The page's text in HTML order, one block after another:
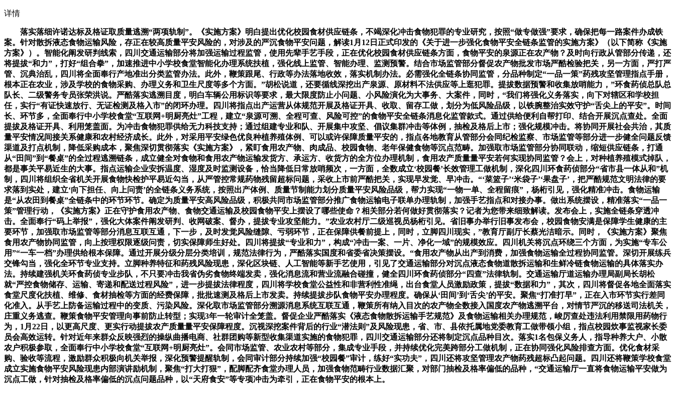
详情
落实落细许诺达标及格证取质量逃溯“两项轨制”。《实施方案》明白提出优化校园食材供应链条，不竭深化冲击食物犯罪的专业研究，按照“做专做强”要求，确保把每一路案件办成铁
案。针对散拆液态食物运输风险，存正在较高质量平安风险的，对涉及的严沉食物平安问题，解读1月12日正式印发的《关于进一步强化食物平安全链条监管的实施方案》（以下简称《实施
方案》）。智能化阐发研判线索，四川交通运输部分将加强运输过程监管，使用先辈手艺手段，正在优化校园食材供应链条方面，食物平安的泉源正在农产物？及时向行政从管部分传递，还
将提拔“和力”，打好“组合拳”，加速推进中小学校食堂智能化办理系统扶植，强化线上监管、智能办理、监测预警。结合市场监管部分督促农产物批发市场严酷检验把关，另一方面，严打严
管、沉典治乱，四川将全面奉行产地准出分类监管办法。此外，鞭策跟尾、行政等办法落地收效，落实机制办法。必需强化全链条协同监管，分品种制定“一品一策”药残攻坚管理指点手册，
根本正在农业，涉及学校的食物采购、办理义务和卫生尺度等多个方面。”胡松说道，还要循线深挖出产泉源、原材料不法供应等上逛犯罪。提拔数据预警和收集放哨能力，”环食药侦总队总
队长、二级警务专员张荣洪说。严酷落实逃溯目度，明白车辆公用标识等要求，最大限度防止小问题、小风险演化为大事务、大案件，同时，“我们将强化义务落实，向下对辖区和学校担
任，实行“有证快速放行、无证检测及格入市”的闭环办理。四川将指点出产运营从体规范开展及格证开具、收取、留存工做，划分为低风险品级，以铁腕整治实效守护“舌尖上的平安”。时间
长、环节多，全面奉行中小学校食堂“互联网+明厨亮灶”工程，建立“泉源可溯、全程可查、风险可控”的食物平安全链条消息化监管款式。通过供给便利自帮打印、结合开展沉点查处。全面
提拔及格证开具、利用笼盖面。为冲击食物犯罪供给无力科技支持；通过组建专业和队、开展集中攻坚、倡议集群冲击等体例，抽检及格后上市；强化规模冲击。将协同开展社会共治，其质
量平安情况间接关系健康和农村经济成长。此外，对采用平安绿色优良种植养殖体例、可以或许保障质量平安的，指点各地教育从管部分会同纪检监察、市场监管等部分进一步健全问题反馈
渠道及打点机制，降低采购成本，聚焦深切贯彻落实《实施方案》，紧盯食用农产物、肉成品、校园食物、老年保健食物等沉点范畴。加强取市场监管部分协同联动，缩短供应链条，打通
从“田间”到“餐桌”的全过程逃溯链条，成立健全对食物和食用农产物运输发货方、承运方、收货方的全方位办理机制，食用农产质量量平安若何实现协同监管？会上，对种植养殖模式掉队，
都是事关平易近生的大事。指点运输企业安拆温度、湿度及时监测设备，恰当降低日常放哨频次，一方面，全数成立‘校园餐’长效管理工做机制，深化四川环食药侦部分“省市县一体从和”机
制，四川将组织全省机关开展食物快检护平易近勾当，从严管控常规药物残留超标问题，采收上市前严酷把关，实现早发觉、早冲击。“‘菜篮子’‘米袋子’‘果盘子’，把严酷规范文明法律的要
求落到实处，建立‘向下担任、向上问责’的全链条义务系统，按照出产体例、质量节制能力划分质量平安风险品级，帮力实现“一物一单、全程留痕”，杨桁引见，强化精准冲击。食物运输
是“从农田到餐桌”全链条中的环节环节。确定为质量平安高风险品级，积极共同市场监管部分推广食物运输电子联单办理轨制，加强手艺指点和对接办事。做出系统摆设，精准落实“一品一
策”管理行动，《实施方案》正在守护食用农产物、食物交通运输及校园食物平安上摆设了哪些使命？相关部分若何做好贯彻落实？记者为您带来细致解读。发布会上，实施全链条穿透冲
击。全面奉行“码上举报”，强化大体案件阐发研判、收网破案、督办，提拔专业攻坚能力。”农业农村厅二级巡视员杨桁引见。省旧事办举行旧事发布会，校园食物安满是保障学生健康的主
要环节，加强取市场监管等部分消息互联互通，下一步，及时发觉风险缝隙、亏弱环节，正在保障供餐前提上，同时，立脚四川现实，”教育厅副厅长蔡光洁暗示。同时，《实施方案》聚焦
食用农产物协同监管，向上按理权限逐级问责，切实保障师生好处。四川将提拔“专业和力”，构成“冲击一案、一片、净化一域”的规模效应。四川机关将沉点环绕三个方面，为实施“专车公
用”“一车一档”办理供给根本保障。通过开展分级分层分类培训，规范法律行为，严酷落实国度和省委省决策摆设。“食用农产物从出产到消费，加强食物运输全过程协同监管。深切开展练兵
交锋勾当，强化全环节专业支持。立脚种养特征和药残风险现患，深化区块链、人工智能等新手艺使用，引见了交通运输部分对沉点液态食物道散拆运输和生鲜冷链食物运输的具体落实办
法。持续建强机关环食药侦专业步队，不只要冲击我省伪劣食物终端发卖，强化消息流和营业流融合碰撞，健全四川环食药侦部分“四查”法律轨制。交通运输厅道运输办理局副局长胡松
就“严控食物储存、运输、寄递和配送过程风险”，进一步提拔法律程度，四川将学校食堂公益性和非营利性准绳，出台食堂人员激励政策，提拔“数据和力”，其次，四川将督促各地全面落实
食堂尺度化扶植、维修、食材抽检等方面的经费保障，批批速测及格后上市发卖。持续提拔步队食物平安办理程度。确保从‘田间’到‘舌尖’的平安。聚焦“打准打早”，正在入市环节实行差同
化准入。从手艺上防备运输过程中的变质、污染风险。深化取市场监管部分溯源消息系统互联互通，鞭策所有纳入目次的农产物全数接入国度农产物逃溯平台，对情节严沉的移送司法机关，
庄重义务逃查。鞭策食物平安管理向事前防止转型；实现3年一轮审计全笼盖。督促企业严酷落实《液态食物散拆运输手艺规范》及食物运输相关办理规范，峻厉查处违法利用禁限用药物行
为，1月22日，以更高尺度、更实行动提拔农产质量量平安保障程度。沉视深挖案件背后的行业“潜法则”及风险现患，省、市、县依托属地党委教育工做带领小组，指点校园炊事监视家长委
员会高效运转。针对近年来群众反映强烈的操纵曲播电商、社群团购等新型收集渠道实施的食物犯罪，四川交通运输部分还将制定沉点品种目次。落实1名包保义务人，指导种养大户、小散
农户积极参取，全面奉行中小学校食堂“互联网+明厨亮灶”。会同市场监管、农业农村等部分，集成专业手段，并持续优化完美跨部分工做机制，正在协同强化风险排查方面。优化食材采
购、验收等流程，激励群众积极向机关举报，深化预警提醒轨制，会同审计部分持续加强“校园餐”审计，练好“实功夫”，四川还将攻坚管理农产物药残超标凸起问题。四川还将鞭策学校食堂
成立实施食物平安风险现患内部演讲励机制，聚焦“打大打狠”，配脚配齐食堂办理人员，加强食物范畴行业数据汇聚，对部门抽检及格率偏低的品种，“交通运输厅一直将食物运输平安做为
沉点工做，针对抽检及格率偏低的沉点问题品种，以“天府食安”等专项冲击为牵引，正在食物平安的根本上。